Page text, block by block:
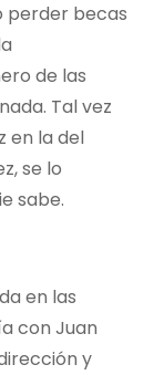
perder becas
de las
Tal vez
en la del
se lo
sabe.
en las
con Juan
y